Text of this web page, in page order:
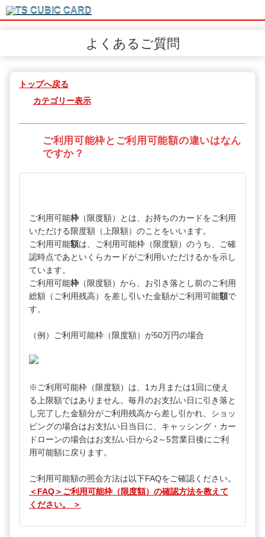
よくあるご質問
トップへ戻る
カテゴリー表示
ご利用可能枠とご利用可能額の違いはなん
ですか？
ご利用可能枠 （限度額）とは、お持ちのカードをご利用
いただける限度額（上限額）のことをいいます。
ご利用可能額は、ご利用可能枠（限度額）のうち、ご確
認時点であといくらカードがご利用いただけるかを示し
ています。
ご利用可能枠 （限度額）から、お引き落とし前のご利用
総額（ご利用残高）を差し引いた金額がご利用可能額で
す。
（例）ご利用可能枠（限度額）が50万円の場合
※ご利用可能枠（限度額）は、1カ月または1回に使え
る上限額ではありません。毎月のお支払い日に引き落と
し完了した金額分がご利用残高から差し引かれ、ショッ
ピングの場合はお支払い日当日に、キャッシング・カー
ドローンの場合はお支払い日から2～5営業日後にご利
用可能額に戻ります。
ご利用可能額の照会方法は以下FAQをご確認ください。
＜FAQ＞ご利用可能枠（限度額）の確認方法を教えて
ください。 ＞